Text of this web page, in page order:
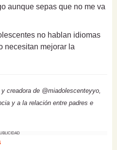
aunque sepas que no me va
no hablan idiomas
necesitan mejorar la
creadora de @miadolescenteyyo,
y a la relación entre padres e